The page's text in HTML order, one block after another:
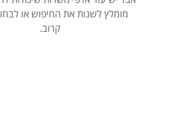
מומלץ לשנות את החיפוש או
קרוב.